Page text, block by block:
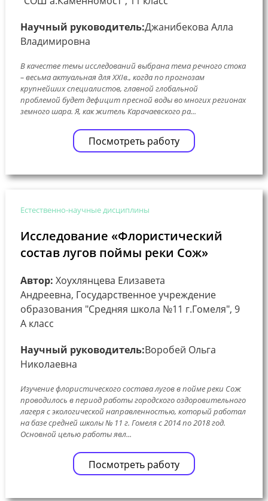
Научный руководитель:Джанибекова Алла
Владимировна
В качестве темы исследований выбрана тема речного стока
– весьма актуальная для ХХIв., когда по прогнозам
крупнейших специалистов, главной глобальной
проблемой будет дефицит пресной воды во многих регионах
земного шара. Я, как житель Карачаевского ра...
Посмотреть работу
Естественно-научные дисциплины
Исследование «Флористический
состав лугов поймы реки Сож»
Автор: Хоухлянцева Елизавета
Андреевна, Государственное учреждение
образования "Средняя школа №11 г.Гомеля", 9
А класс
Научный руководитель:Воробей Ольга
Николаевна
Изучение флористического состава лугов в пойме реки Сож
проводилось в период работы городского оздоровительного
лагеря с экологической направленностью, который работал
на базе средней школы № 11 г. Гомеля с 2014 по 2018 год.
Основной целью работы явл...
Посмотреть работу